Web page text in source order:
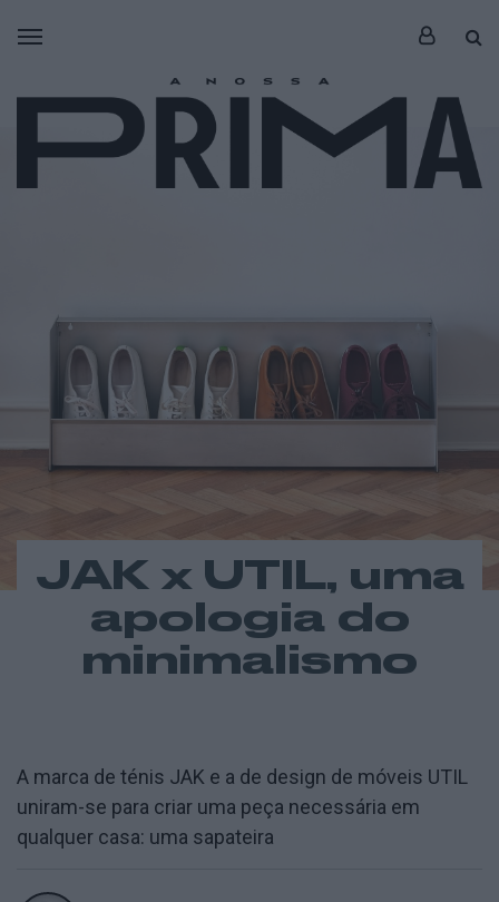
JAK x UTIL, uma
apologia do
minimalismo
A marca de ténis JAK e a de design de móveis UTIL
uniram-se para criar uma peça necessária em
qualquer casa: uma sapateira